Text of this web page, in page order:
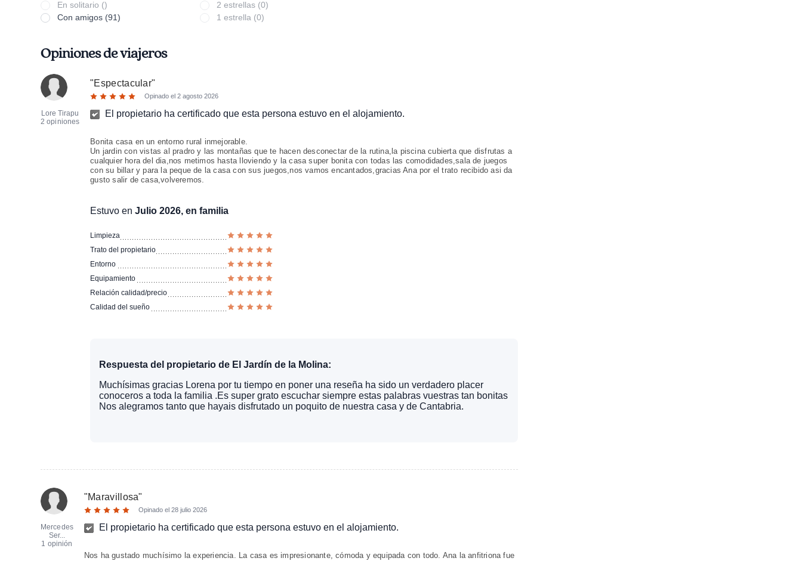
En solitario ()
Con amigos (91)
2 estrellas (0)
1 estrella (0)
Opiniones de viajeros
Lore Tirapu
2 opiniones
"Espectacular"
Opinado el2 agosto 2026
El propietario ha certificado que esta persona estuvo en el alojamiento.
Bonita casa en un entorno rural inmejorable.
Un jardin con vistas al pradro y las montañas que te hacen desconectar de la rutina,la piscina cubierta que disfrutas a
cualquier hora del dia,nos metimos hasta lloviendo y la casa super bonita con todas las comodidades,sala de juegos
con su billar y para la peque de la casa con sus juegos,nos vamos encantados,gracias Ana por el trato recibido asi da
gusto salir de casa,volveremos.
Estuvo enJulio 2026, en familia
Limpieza
Trato del propietario
Entorno
Equipamiento
Relación calidad/precio
Calidad del sueño
Respuesta del propietario de El Jardín de la Molina:
Muchísimas gracias Lorena por tu tiempo en poner una reseña ha sido un verdadero placer
conoceros a toda la familia .Es super grato escuchar siempre estas palabras vuestras tan bonitas
Nos alegramos tanto que hayais disfrutado un poquito de nuestra casa y de Cantabria.
Mercedes
Ser...
1 opinión
"Maravillosa"
Opinado el 28 julio 2026
El propietario ha certificado que esta persona estuvo en el alojamiento.
Nos ha gustado muchísimo la experiencia. La casa es impresionante, cómoda y equipada con todo. Ana la anfitriona fue